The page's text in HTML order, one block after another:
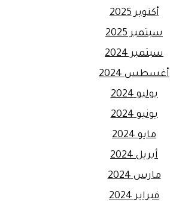
أكتوبر 2025
سبتمبر 2025
سبتمبر 2024
أغسطس 2024
يوليو 2024
يونيو 2024
مايو 2024
أبريل 2024
مارس 2024
فبراير 2024